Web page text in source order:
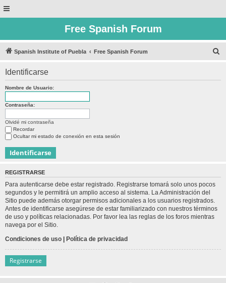
Free Spanish Forum
Spanish Institute of Puebla Free Spanish Forum
Identificarse
Nombre de Usuario:
Contraseña:
Olvidé mi contraseña
Recordar
Ocultar mi estado de conexión en esta sesión
REGISTRARSE
Para autenticarse debe estar registrado. Registrarse tomará solo unos pocos
segundos y le permitirá un amplio acceso al sistema. La Administración del
Sitio puede además otorgar permisos adicionales a los usuarios registrados.
Antes de identificarse asegúrese de estar familiarizado con nuestros términos
de uso y políticas relacionadas. Por favor lea las reglas de los foros mientras
navega por el Sitio.
Condiciones de uso | Política de privacidad
Registrarse